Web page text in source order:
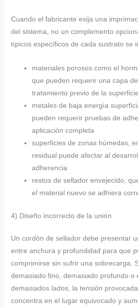
Cuando el fabricante exija una
del sistema, no un complemento
típicos específicos de cada sustrato se
materiales porosos como el
que pueden requerir una capa
tratamiento previo de la superficie
metales de baja energía
pueden requerir pruebas de
aplicación completa
superficies de zonas húmedas,
residual puede afectar al
adherencia
restos de sellador envejecido,
el material nuevo se adhiera
4) Diseño incorrecto de la unión
Un cordón de sellador debe presentar
entre anchura y profundidad para que
comprimirse sin sufrir una sobrecarga.
demasiado fino, demasiado profundo o
demasiados lados, la tensión
concentra en el lugar equivocado y